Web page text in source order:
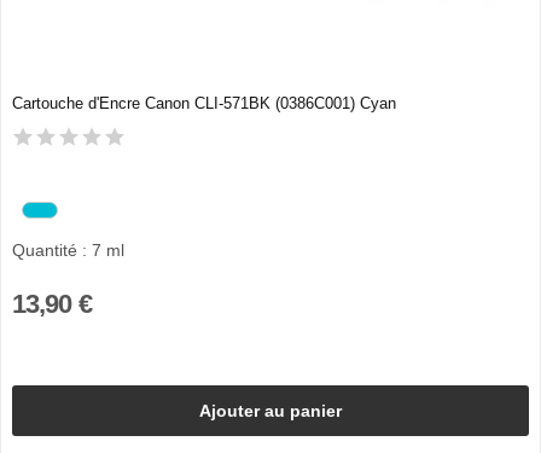
Cartouche d'Encre Canon CLI-571BK (0386C001) Cyan
Quantité : 7 ml
13,90 €
Ajouter au panier